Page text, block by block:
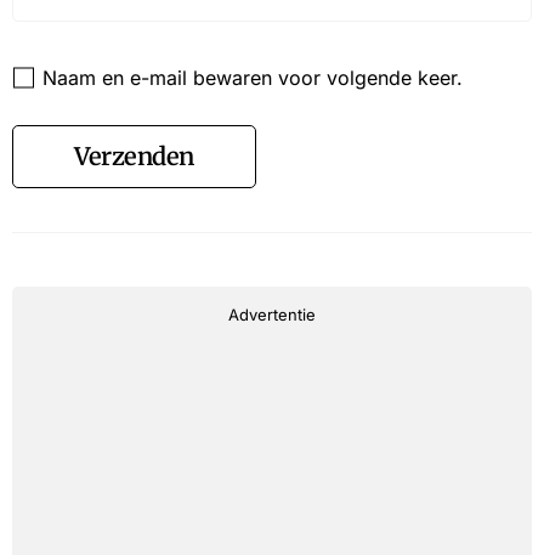
Naam en e-mail bewaren voor volgende keer.
Verzenden
Advertentie